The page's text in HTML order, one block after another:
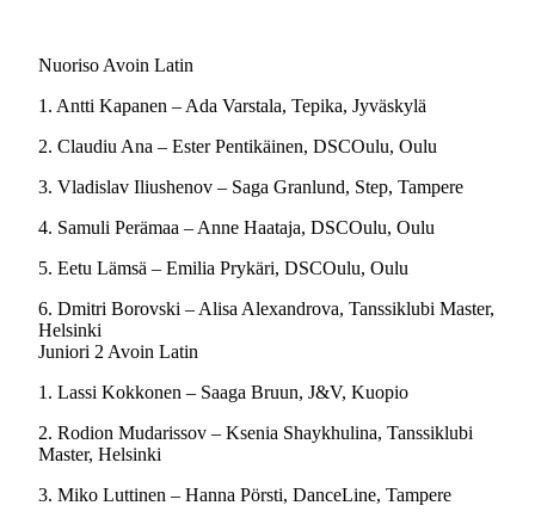
Nuoriso Avoin Latin
1. Antti Kapanen – Ada Varstala, Tepika, Jyväskylä
2. Claudiu Ana – Ester Pentikäinen, DSCOulu, Oulu
3. Vladislav Iliushenov – Saga Granlund, Step, Tampere
4. Samuli Perämaa – Anne Haataja, DSCOulu, Oulu
5. Eetu Lämsä – Emilia Prykäri, DSCOulu, Oulu
6. Dmitri Borovski – Alisa Alexandrova, Tanssiklubi Master,
Helsinki
Juniori 2 Avoin Latin
1. Lassi Kokkonen – Saaga Bruun, J&V, Kuopio
2. Rodion Mudarissov – Ksenia Shaykhulina, Tanssiklubi
Master, Helsinki
3. Miko Luttinen – Hanna Pörsti, DanceLine, Tampere